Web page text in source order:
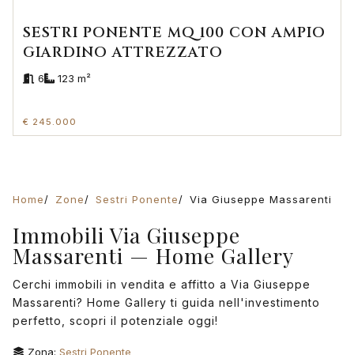
SESTRI PONENTE MQ 100 CON AMPIO
GIARDINO ATTREZZATO
6 123 m²
€ 245.000
Home Zone Sestri Ponente Via Giuseppe Massarenti
Immobili Via Giuseppe
Massarenti — Home Gallery
Cerchi immobili in vendita e affitto a Via Giuseppe
Massarenti? Home Gallery ti guida nell'investimento
perfetto, scopri il potenziale oggi!
Zona: Sestri Ponente